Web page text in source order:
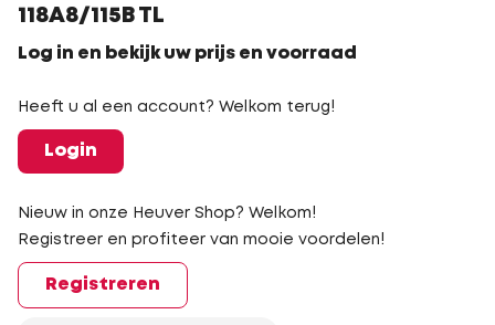
118A8/115B TL
Log in en bekijk uw prijs en voorraad
Heeft u al een account? Welkom terug!
Login
Nieuw in onze Heuver Shop? Welkom!
Registreer en profiteer van mooie voordelen!
Registreren